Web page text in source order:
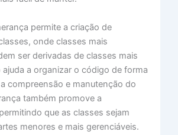
permite a criação de
onde classes mais
ser derivadas de classes mais
a organizar o código de forma
compreensão e manutenção do
também promove a
que as classes sejam
menores e mais gerenciáveis.